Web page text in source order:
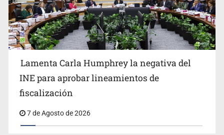
Lamenta Carla Humphrey la negativa del
INE para aprobar lineamientos de
fiscalización
7 de Agosto de 2026